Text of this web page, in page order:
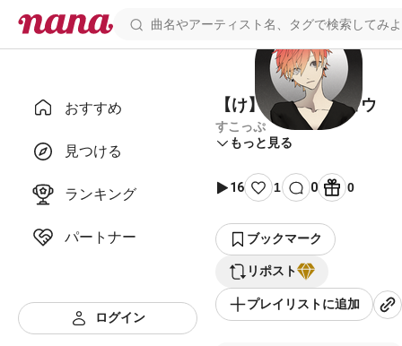
おすすめ
見つける
ランキング
パートナー
ログイン
【け】ケッペキショウ
すこっぷ
もっと見る
16 1 0 0
ブックマーク
リポスト
プレイリストに追加